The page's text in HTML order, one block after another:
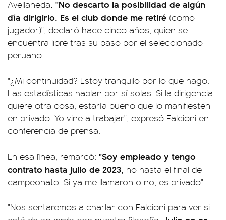
Avellaneda. "No descarto la posibilidad de algún
día dirigirlo. Es el club donde me retiré (como
jugador)", declaró hace cinco años, quien se
encuentra libre tras su paso por el seleccionado
peruano.
"¿Mi continuidad? Estoy tranquilo por lo que hago.
Las estadísticas hablan por sí solas. Si la dirigencia
quiere otra cosa, estaría bueno que lo manifiesten
en privado. Yo vine a trabajar", expresó Falcioni en
conferencia de prensa.
En esa línea, remarcó: "Soy empleado y tengo
contrato hasta julio de 2023, no hasta el final de
campeonato. Si ya me llamaron o no, es privado".
"Nos sentaremos a charlar con Falcioni para ver si